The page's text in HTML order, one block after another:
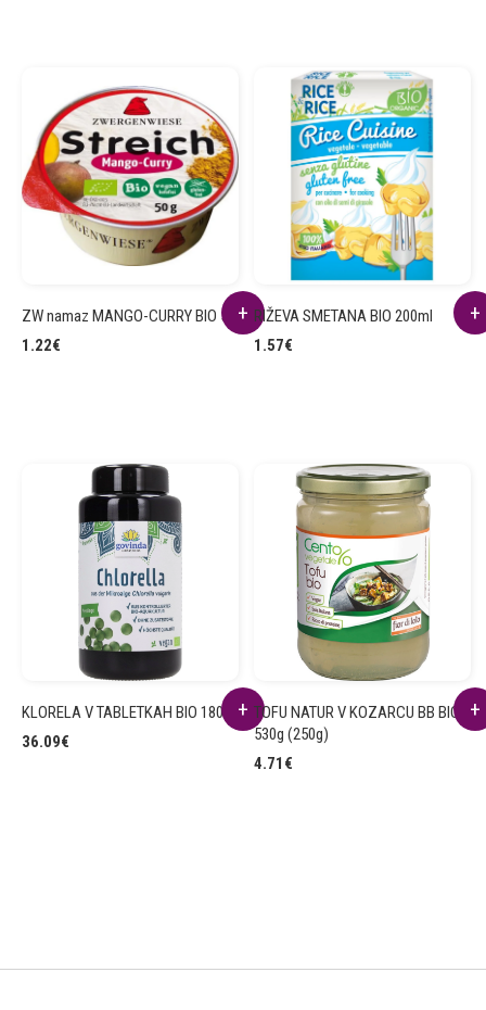
ZW namaz MANGO-CURRY BIO 50g
1.22€
RIŽEVA SMETANA BIO 200ml
1.57€
KLORELA V TABLETKAH BIO 180g
36.09€
TOFU NATUR V KOZARCU BB BIO
530g (250g)
4.71 €